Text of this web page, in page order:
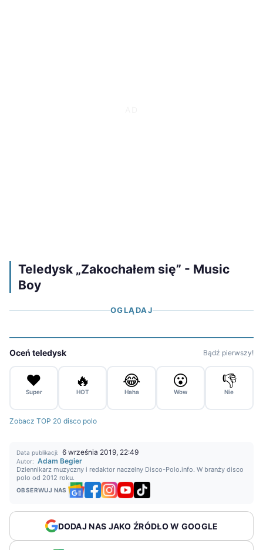
Teledysk „Zakochałem się” - Music
Boy
OGLĄDAJ
Oceń teledysk Bądź pierwszy!
❤️
Super
🔥
HOT
😂
Haha
😮
Wow
👎
Nie
Zobacz TOP 20 disco polo
Data publikacji: 6 września 2019, 22:49
Autor: Adam Begier
Dziennikarz muzyczny i redaktor naczelny Disco-Polo.info. W branży disco
polo od 2012 roku.
OBSERWUJ NAS
DODAJ NAS JAKO ŹRÓDŁO W GOOGLE